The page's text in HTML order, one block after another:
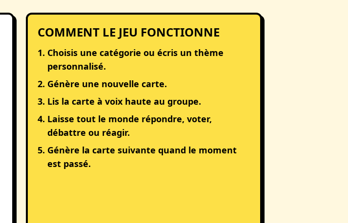
COMMENT LE JEU FONCTIONNE
Choisis une catégorie ou écris un thème
personnalisé.
Génère une nouvelle carte.
Lis la carte à voix haute au groupe.
Laisse tout le monde répondre, voter,
débattre ou réagir.
Génère la carte suivante quand le moment
est passé.